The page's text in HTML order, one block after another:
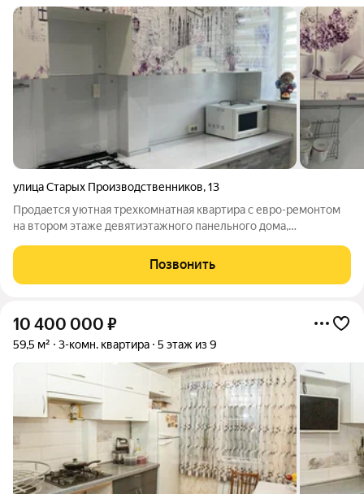
улица Старых Производственников,13
Продается уютная трехкомнатная квартира с евро-ремонтом
на втором этаже девятиэтажного панельного дома,
обеспечивает комфорт и приватность. Кухня площадью 7 м
позволяет удобно разместить всю
Позвонить
10 400 000 ₽
59,5 м² 3-комн. квартира 5 этаж из 9